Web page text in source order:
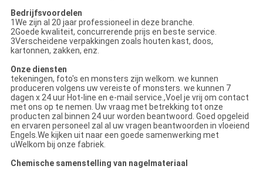
Bedrijfsvoordelen
1We zijn al 20 jaar professioneel in deze branche.
2Goede kwaliteit, concurrerende prijs en beste service.
3Verscheidene verpakkingen zoals houten kast, doos,
kartonnen, zakken, enz.
Onze diensten
tekeningen, foto's en monsters zijn welkom. we kunnen
produceren volgens uw vereiste of monsters. we kunnen 7
dagen x 24 uur Hot-line en e-mail service.,Voel je vrij om contact
met ons op te nemen. Uw vraag met betrekking tot onze
producten zal binnen 24 uur worden beantwoord. Goed opgeleid
en ervaren personeel zal al uw vragen beantwoorden in vloeiend
Engels.We kijken uit naar een goede samenwerking met
uWelkom bij onze fabriek.
Chemische samenstelling van nagelmateriaal